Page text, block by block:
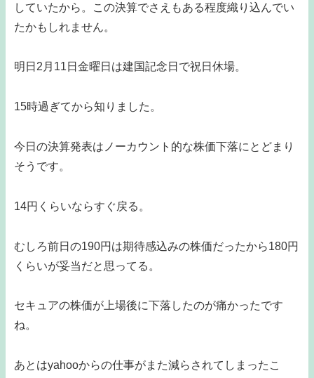
していたから。この決算でさえもある程度織り込んでい
たかもしれません。
明日2月11日金曜日は建国記念日で祝日休場。
15時過ぎてから知りました。
今日の決算発表はノーカウント的な株価下落にとどまり
そうです。
14円くらいならすぐ戻る。
むしろ前日の190円は期待感込みの株価だったから180円
くらいが妥当だと思ってる。
セキュアの株価が上場後に下落したのが痛かったです
ね。
あとはyahooからの仕事がまた減らされてしまったこ